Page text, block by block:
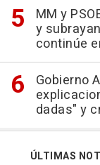
MM y
y
continúe
Gobierno
dadas" y
ÚLTIMAS